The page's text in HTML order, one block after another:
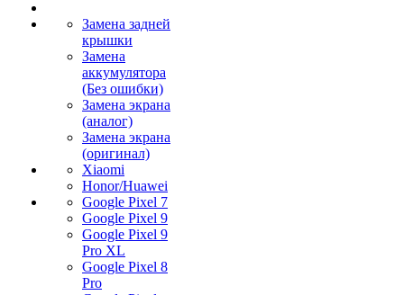
Замена задней
крышки
Замена
аккумулятора
(Без ошибки)
Замена экрана
(аналог)
Замена экрана
(оригинал)
Xiaomi
Honor/Huawei
Google Pixel 7
Google Pixel 9
Google Pixel 9
Pro XL
Google Pixel 8
Pro